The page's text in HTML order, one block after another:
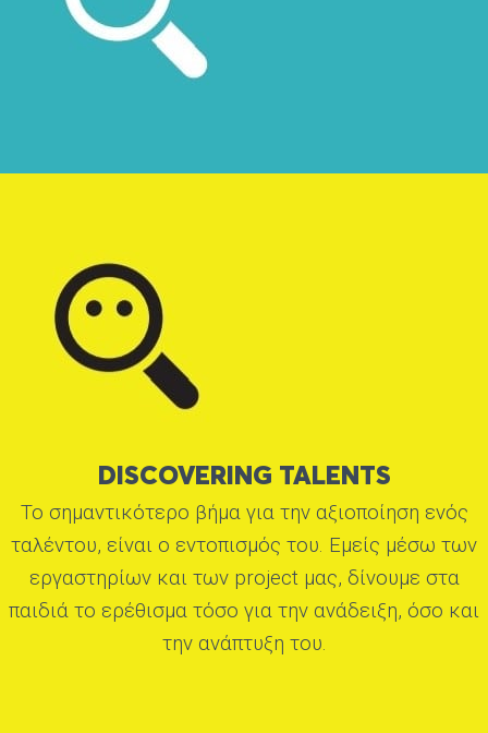
DISCOVERING TALENTS
Το σημαντικότερο βήμα για την αξιοποίηση ενός
ταλέντου, είναι ο εντοπισμός του. Εμείς μέσω των
εργαστηρίων και των project μας, δίνουμε στα
παιδιά το ερέθισμα τόσο για την ανάδειξη, όσο και
την ανάπτυξη του.